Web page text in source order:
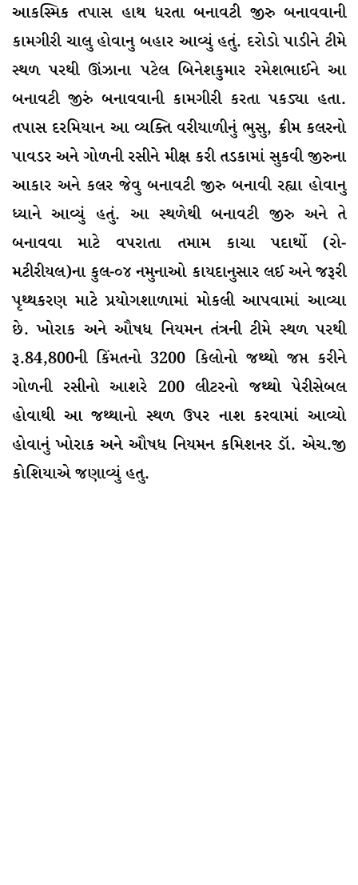
આકસ્મિક તપાસ હાથ ધરતા બનાવટી જીરુ બનાવવાની
કામગીરી ચાલુ હોવાનુ બહાર આવ્યું હતું. દરોડો પાડીને ટીમે
સ્થળ પરથી ઊંઝાના પટેલ બિનેશકુમાર રમેશભાઈને આ
બનાવટી જીરું બનાવવાની કામગીરી કરતા પકડ્યા હતા.
તપાસ દરમિયાન આ વ્યક્તિ વરીયાળીનું ભુસુ, ક્રીમ કલરનો
પાવડર અને ગોળની રસીને મીક્ષ કરી તડકામાં સુકવી જીરુના
આકાર અને કલર જેવુ બનાવટી જીરુ બનાવી રહ્યા હોવાનુ
ધ્યાને આવ્યું હતું. આ સ્થળેથી બનાવટી જીરુ અને તે
બનાવવા માટે વપરાતા તમામ કાચા પદાર્થો (રો-
મટીરીયલ)ના કુલ-૦૪ નમુનાઓ કાયદાનુસાર લઈ અને જરૂરી
પૃથ્થકરણ માટે પ્રયોગશાળામાં મોકલી આપવામાં આવ્યા
છે. ખોરાક અને ઔષધ નિયમન તંત્રની ટીમે સ્થળ પરથી
રૂ.84,800ની કિંમતનો 3200 કિલોનો જથ્થો જપ્ત કરીને
ગોળની રસીનો આશરે 200 લીટરનો જથ્થો પેરીસેબલ
હોવાથી આ જથ્થાનો સ્થળ ઉપર નાશ કરવામાં આવ્યો
હોવાનું ખોરાક અને ઔષધ નિયમન કમિશનર ડૉ. એચ.જી
કોશિયાએ જણાવ્યું હતુ.